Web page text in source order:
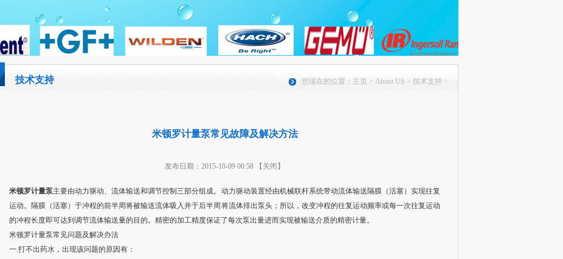
技术支持 您现在的位置： 主页 > About US > 技术支持 >
米顿罗计量泵常见故障及解决方法
发布日期：2015-10-09 00:58 【关闭】
米顿罗计量泵主要由动力驱动、流体输送和调节控制三部分组成。动力驱动装置经由机械联杆系统带动流体输送隔膜（活塞）实现往复
运动。隔膜（活塞）于冲程的前半周将被输送流体吸入并于后半周将流体排出泵头；所以，改变冲程的往复运动频率或每一次往复运动
的冲程长度即可达到调节流体输送量的目的。精密的加工精度保证了每次泵出量进而实现被输送介质的精密计量。
米顿罗计量泵常见问题及解决办法
一.打不出药水，出现该问题的原因有：